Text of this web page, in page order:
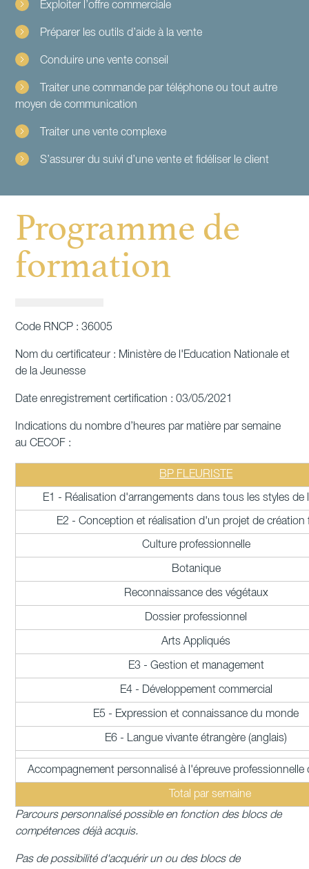
Exploiter l’offre commerciale
Préparer les outils d’aide à la vente
Conduire une vente conseil
Traiter une commande par téléphone ou tout autre
moyen de communication
Traiter une vente complexe
S’assurer du suivi d’une vente et fidéliser le client
Programme de
formation
Code RNCP : 36005
Nom du certificateur : Ministère de l'Education Nationale et
de la Jeunesse
Date enregistrement certification : 03/05/2021
Indications du nombre d’heures par matière par semaine
au CECOF :
BP FLEURISTE
E1 - Réalisation d'arrangements dans tous les styles de
E2 - Conception et réalisation d'un projet de création
Culture professionnelle
Botanique
Reconnaissance des végétaux
Dossier professionnel
Arts Appliqués
E3 - Gestion et management
E4 - Développement commercial
E5 - Expression et connaissance du monde
E6 - Langue vivante étrangère (anglais)
Accompagnement personnalisé à l'épreuve professionnelle
Total par semaine
Parcours personnalisé possible en fonction des blocs de
compétences déjà acquis.
Pas de possibilité d'acquérir un ou des blocs de